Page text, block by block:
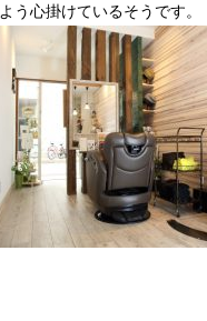
う心掛けているそうです。